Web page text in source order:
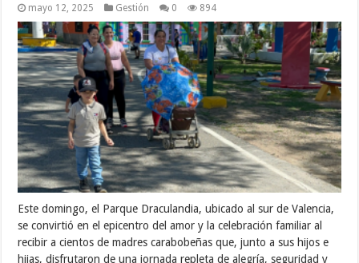
mayo 12, 2025 Gestión 0 894
Este domingo, el Parque Draculandia, ubicado al sur de Valencia,
se convirtió en el epicentro del amor y la celebración familiar al
recibir a cientos de madres carabobeñas que, junto a sus hijos e
hijas, disfrutaron de una jornada repleta de alegría, seguridad y